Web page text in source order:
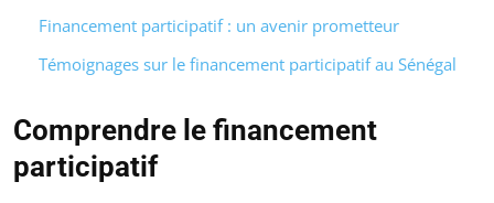
Financement participatif : un avenir prometteur
Témoignages sur le financement participatif au Sénégal
Comprendre le financement
participatif